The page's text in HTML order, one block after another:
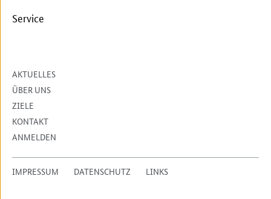
Service
AKTUELLES
ÜBER UNS
ZIELE
KONTAKT
ANMELDEN
IMPRESSUM DATENSCHUTZ LINKS